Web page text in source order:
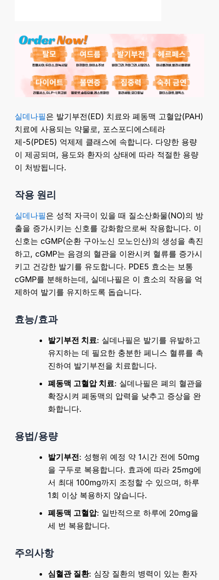
실데나필은 발기부전(ED) 치료와 폐동맥 고혈압(PAH)
치료에 사용되는 약물로, 포스포디에스테라
제-5(PDE5) 억제제 클래스에 속합니다. 다양한 용량
이 제공되며, 용도와 환자의 상태에 따라 적절한 용량
이 처방됩니다.
작용 원리
실데나필은 성적 자극이 있을 때 질소산화물(NO)의 방
출을 증가시키는 신호를 강화함으로써 작용합니다. 이
신호는 cGMP(순환 구아노신 모노인산)의 생성을 촉진
하고, cGMP는 음경의 혈관을 이완시켜 혈류를 증가시
키고 건강한 발기를 유도합니다. PDE5 효소는 보통
cGMP를 분해하는데, 실데나필은 이 효소의 작용을 억
제하여 발기를 유지하도록 돕습니다.
효능/효과
발기부전 치료: 실데나필은 발기를 유발하고
유지하는 데 필요한 충분한 페니스 혈류를 촉
진하여 발기부전을 치료합니다.
폐동맥 고혈압 치료: 실데나필은 폐의 혈관을
확장시켜 폐동맥의 압력을 낮추고 증상을 완
화합니다.
용법/용량
발기부전: 성행위 예정 약 1시간 전에 50mg
을 구두로 복용합니다. 효과에 따라 25mg에
서 최대 100mg까지 조정할 수 있으며, 하루
1회 이상 복용하지 않습니다.
폐동맥 고혈압: 일반적으로 하루에 20mg을
세 번 복용합니다.
주의사항
심혈관 질환: 심장 질환의 병력이 있는 환자